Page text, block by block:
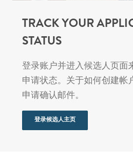
TRACK YOUR
STATUS
登录账户并进入候选人页面
申请状态。关于如何创建帐
申请确认邮件。
登录候选人主页